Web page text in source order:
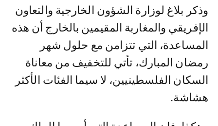
وذكر بلاغ لوزارة الشؤون الخارجية والتعاون
الإفريقي والمغاربة المقيمين بالخارج أن هذه
المساعدة، التي تتزامن مع حلول شهر
رمضان المبارك، تأتي للتخفيف من معاناة
السكان الفلسطينيين، لا سيما الفئات الأكثر
هشاشة.